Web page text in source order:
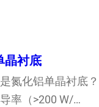
晶衬底
氮化铝单晶衬底
率（>200 W/…